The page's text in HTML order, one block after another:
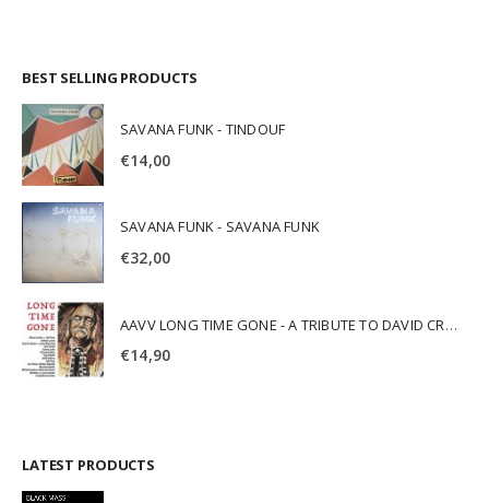
BEST SELLING PRODUCTS
SAVANA FUNK - TINDOUF
€14,00
SAVANA FUNK - SAVANA FUNK
€32,00
AAVV LONG TIME GONE - A TRIBUTE TO DAVID CROSBY
€14,90
LATEST PRODUCTS